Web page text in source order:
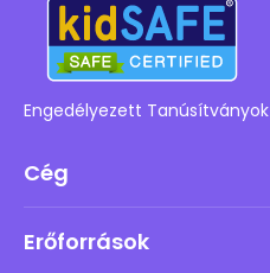
Engedélyezett Tanúsítványok
Cég
Erőforrások